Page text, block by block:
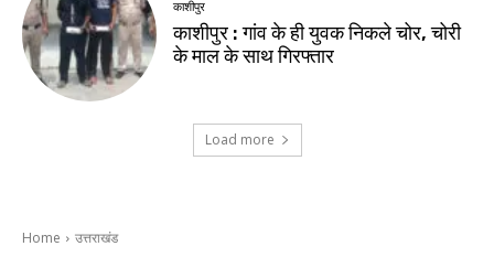
काशीपुर
काशीपुर : गांव के ही युवक निकले चोर, चोरी
के माल के साथ गिरफ्तार
Load more